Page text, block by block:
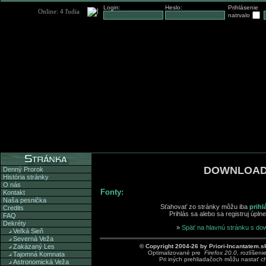
Login: Heslo:
Prihlásenie
natrvalo
Denný Prorok
História stránky
O nás
Kontakt
Naša pesnička
Credits
FAQ
Dekréty
Veľká Sieň
Severná Veža
Zakázaný Les
Tajomná Komnata
Astronomická Veža
Fonty:
Sťahovať zo stránky môžu iba
Prihlás sa alebo sa registruj
» Späť na hlavnú stránku s
© Copyright 2004-26 by Priori-
Optimalizované pre
Firefox 20.0,
Pri iných prehliadačoch môžu nastať